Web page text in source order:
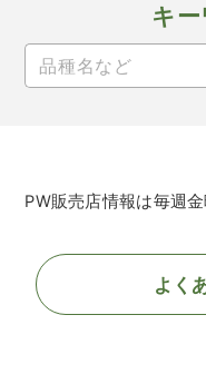
キ
PW販売店情報は毎週
よく